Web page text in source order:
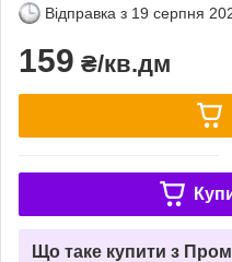
Відправка з 19 серпня
159 ₴/кв.дм
Що таке купити з